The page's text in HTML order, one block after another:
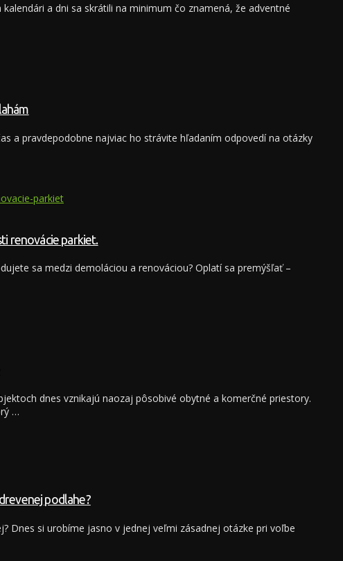
a dni sa skrátili na minimum čo znamená, že adventné
a pravdepodobne najviac ho strávite hľadaním odpovedí na otázky
renovácie parkiet.
sa medzi demoláciou a renováciou? Oplatí sa premýšľať –
dnes vznikajú naozaj pôsobivé obytné a komerčné priestory.
…
podlahe?
Dnes si urobíme jasno v jednej veľmi zásadnej otázke pri voľbe